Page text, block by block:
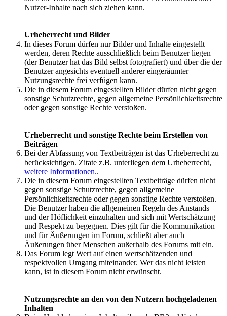
Nutzer-Inhalte nach sich ziehen kann.
Urheberrecht und Bilder
In dieses Forum dürfen nur Bilder und Inhalte eingestellt
werden, deren Rechte ausschließlich beim Benutzer liegen
(der Benutzer hat das Bild selbst fotografiert) und über die der
Benutzer angesichts eventuell anderer eingeräumter
Nutzungsrechte frei verfügen kann.
Die in diesem Forum eingestellten Bilder dürfen nicht gegen
sonstige Schutzrechte, gegen allgemeine Persönlichkeitsrechte
oder gegen sonstige Rechte verstoßen.
Urheberrecht und sonstige Rechte beim Erstellen von
Beiträgen
Bei der Abfassung von Textbeiträgen ist das Urheberrecht zu
berücksichtigen. Zitate z.B. unterliegen dem Urheberrecht,
weitere Informationen..
Die in diesem Forum eingestellten Textbeiträge dürfen nicht
gegen sonstige Schutzrechte, gegen allgemeine
Persönlichkeitsrechte oder gegen sonstige Rechte verstoßen.
Die Benutzer haben die allgemeinen Regeln des Anstands
und der Höflichkeit einzuhalten und sich mit Wertschätzung
und Respekt zu begegnen. Dies gilt für die Kommunikation
und für Äußerungen im Forum, schließt aber auch
Äußerungen über Menschen außerhalb des Forums mit ein.
Das Forum legt Wert auf einen wertschätzenden und
respektvollen Umgang miteinander. Wer das nicht leisten
kann, ist in diesem Forum nicht erwünscht.
Nutzungsrechte an den von den Nutzern hochgeladenen
Inhalten